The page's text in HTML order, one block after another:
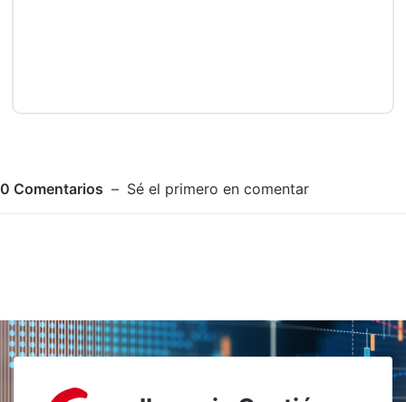
0 Comentarios Sé el primero en comentar
Adjuntar imagen Comentar